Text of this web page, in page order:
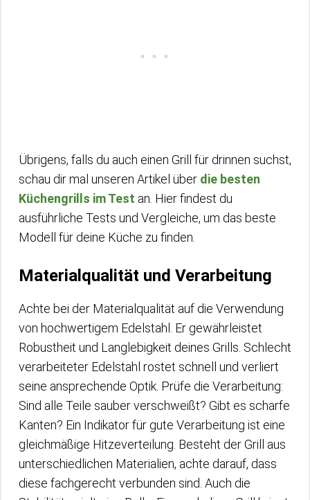
Übrigens, falls du auch einen Grill für drinnen suchst,
schau dir mal unseren Artikel über die besten
Küchengrills im Test an. Hier findest du
ausführliche Tests und Vergleiche, um das beste
Modell für deine Küche zu finden.
Materialqualität und Verarbeitung
Achte bei der Materialqualität auf die Verwendung
von hochwertigem Edelstahl. Er gewährleistet
Robustheit und Langlebigkeit deines Grills. Schlecht
verarbeiteter Edelstahl rostet schnell und verliert
seine ansprechende Optik. Prüfe die Verarbeitung:
Sind alle Teile sauber verschweißt? Gibt es scharfe
Kanten? Ein Indikator für gute Verarbeitung ist eine
gleichmäßige Hitzeverteilung. Besteht der Grill aus
unterschiedlichen Materialien, achte darauf, dass
diese fachgerecht verbunden sind. Auch die